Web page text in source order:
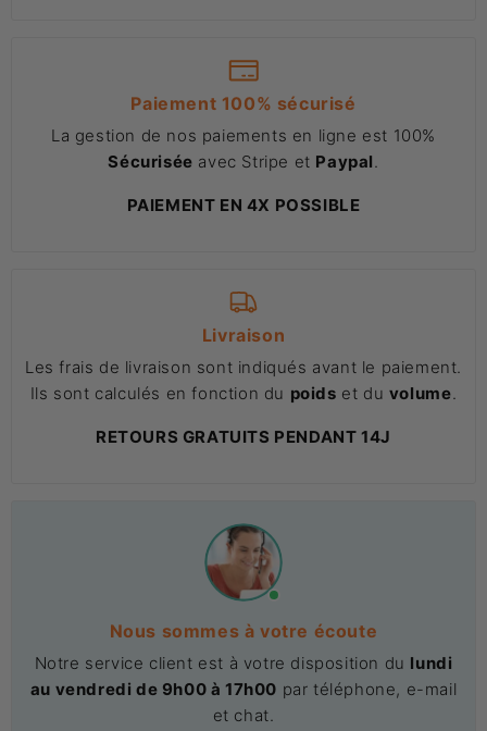
Paiement 100% sécurisé
La gestion de nos paiements en ligne est 100%
Sécurisée avec Stripe et Paypal
PAIEMENT EN 4X POSSIBLE
Livraison
Les frais de livraison sont indiqués avant le paiement.
Ils sont calculés en fonction du poids et du volume
RETOURS GRATUITS PENDANT 14J
Nous sommes à votre écoute
Notre service client est à votre disposition du lundi
au vendredi de 9h00 à 17h00 par téléphone, e-mail
et chat.